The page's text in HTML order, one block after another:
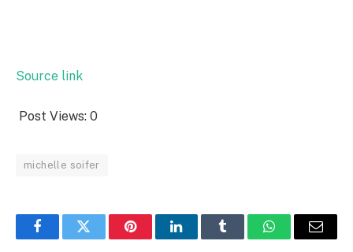
Source link
Post Views: 0
michelle soifer
FacebookTwitter PinterestLinkedInTumblr WhatsAppEmail